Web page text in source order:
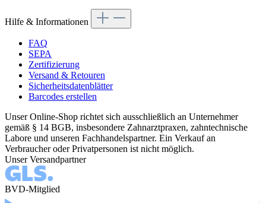
Hilfe & Informationen
FAQ
SEPA
Zertifizierung
Versand & Retouren
Sicherheitsdatenblätter
Barcodes erstellen
Unser Online-Shop richtet sich ausschließlich an Unternehmer
gemäß § 14 BGB, insbesondere Zahnarztpraxen, zahntechnische
Labore und unseren Fachhandelspartner. Ein Verkauf an
Verbraucher oder Privatpersonen ist nicht möglich.
Unser Versandpartner
BVD-Mitglied